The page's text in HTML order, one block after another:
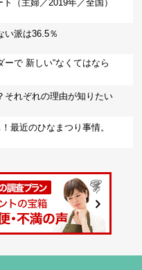
（主婦／2019年／全国）
派は36.5％
で 新しい“なくてはなら
それぞれの理由が知りたい
最近のひなまつり事情。